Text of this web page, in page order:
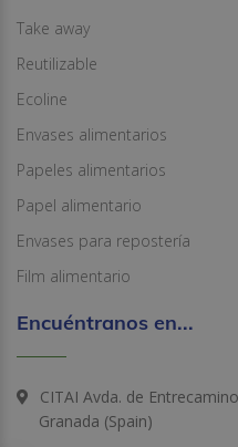
Take away
Reutilizable
Ecoline
Envases alimentarios
Papeles alimentarios
Papel alimentario
Envases para repostería
Film alimentario
Encuéntranos en...
CITAI Avda. de
Granada (Spain)